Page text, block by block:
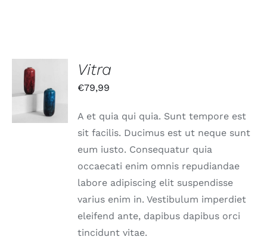
IN DEN
WARENKORB
DETAILS
Vitra
€79,99
A et quia qui quia. Sunt tempore est
sit facilis. Ducimus est ut neque sunt
eum iusto. Consequatur quia
occaecati enim omnis repudiandae
labore adipiscing elit suspendisse
varius enim in. Vestibulum imperdiet
eleifend ante, dapibus dapibus orci
tincidunt vitae.